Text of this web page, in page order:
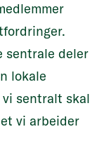
sentrale deler
lokale
vi sentralt skal
vi arbeider